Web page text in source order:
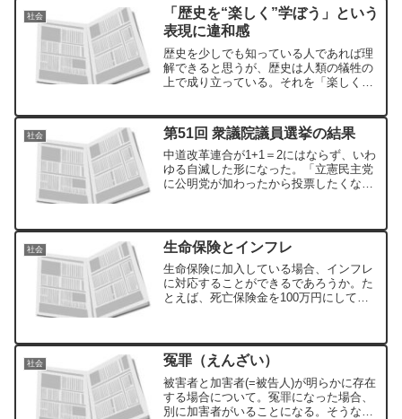
社会
「歴史を“楽しく”学ぼう」という
表現に違和感
歴史を少しでも知っている人であれば理
解できると思うが、歴史は人類の犠牲の
上で成り立っている。それを「楽しく」
て、それを傍観しているにすぎない。
社会 第51回 衆議院議員選挙の結果
中道改革連合が1+1＝2にはならず、いわ
ゆる自滅した形になった。「立憲民主党
に公明党が加わったから投票したくな
者もいただろう。
社会 生命保険とインフレ
生命保険に加入している場合、インフレ
に対応することができるであろうか。た
とえば、死亡保険金を100万円にしてい
だろう。30年後の100万円は、現在の100
万円とは価値が違う。
社会 冤罪（えんざい）
被害者と加害者(=被告人)が明らかに存在
する場合について。冤罪になった場合、
別に加害者がいることになる。そうなれ